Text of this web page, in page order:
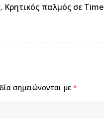
Κρητικός παλμός σε Time
σημειώνονται με *